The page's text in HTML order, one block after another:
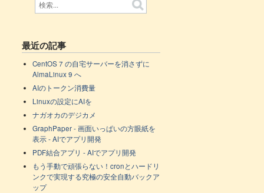
最近の記事
CentOS 7 の自宅サーバーを消さずに
AlmaLinux 9 へ
AIのトークン消費量
Linuxの設定にAIを
ナガオカのデジカメ
GraphPaper - 画面いっぱいの方眼紙を
表示 - AIでアプリ開発
PDF結合アプリ - AIでアプリ開発
もう手動で頑張らない！cronとハードリ
ンクで実現する究極の安全自動バックア
ップ